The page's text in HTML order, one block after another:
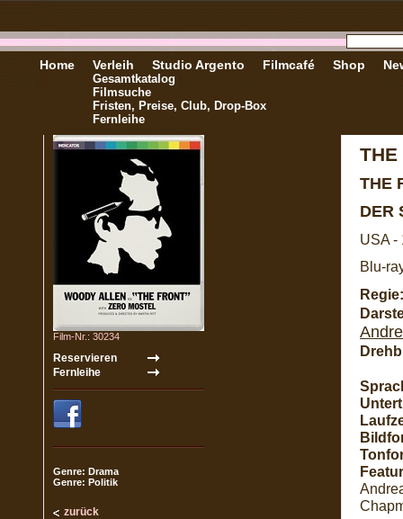
Home Verleih
Gesamtkatalog
Filmsuche
Fristen, Preise, Club, Drop-Box
Fernleihe
Studio Argento Filmcafé Shop
Film-Nr.: 30234
Genre: Drama
Genre: Politik
zurück
THE
THE
DER
USA -
Blu-
Regie: